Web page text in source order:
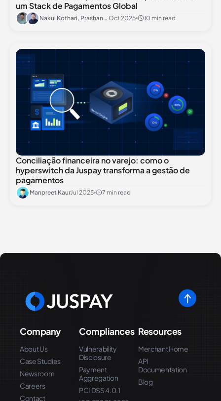
um Stack de Pagamentos Global
Nakul Kothari, Prashant Khandelwal Oct 2025 10 min read
Conciliação financeira no varejo: como o
hyperswitch da Juspay transforma a gestão de
pagamentos
Manpreet KaurJul 2025 7 min read
Company
About Us
Case Studies
Newsroom
Careers
Contact
Compliances
Vulnerability
Disclosure
Payment
Aggregation
PCI DSS 4.0.1
Resources
Merchant Home
API
Documentation
Blog